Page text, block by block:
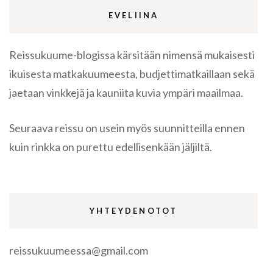
EVELIINA
Reissukuume-blogissa kärsitään nimensä mukaisesti
ikuisesta matkakuumeesta, budjettimatkaillaan sekä
jaetaan vinkkejä ja kauniita kuvia ympäri maailmaa.
Seuraava reissu on usein myös suunnitteilla ennen
kuin rinkka on purettu edellisenkään jäljiltä.
YHTEYDENOTOT
reissukuumeessa@gmail.com